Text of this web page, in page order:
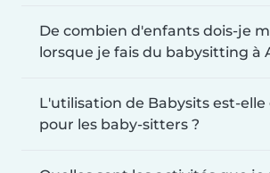
De combien d'enfants dois-je
lorsque je fais du babysitting à
L'utilisation de Babysits est-
pour les baby-sitters ?